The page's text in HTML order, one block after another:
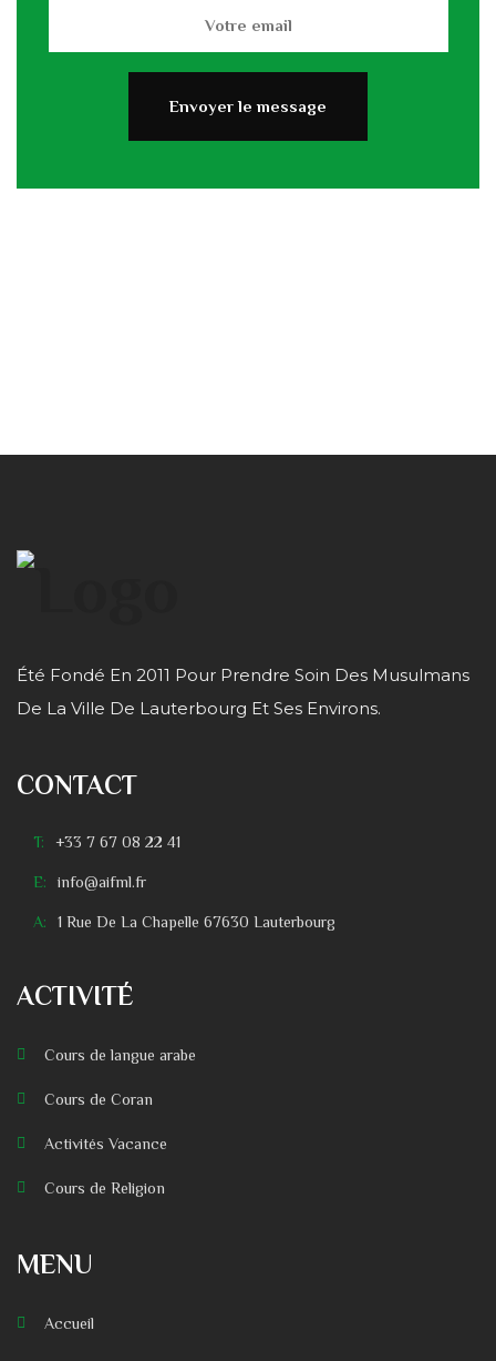
Été Fondé En 2011 Pour Prendre Soin Des Musulmans
De La Ville De Lauterbourg Et Ses Environs.
CONTACT
T: +33 7 67 08 22 41
E: info@aifml.fr
A: 1 Rue De La Chapelle 67630 Lauterbourg
ACTIVITÉ
Cours de langue arabe
Cours de Coran
Activités Vacance
Cours de Religion
MENU
Accueil